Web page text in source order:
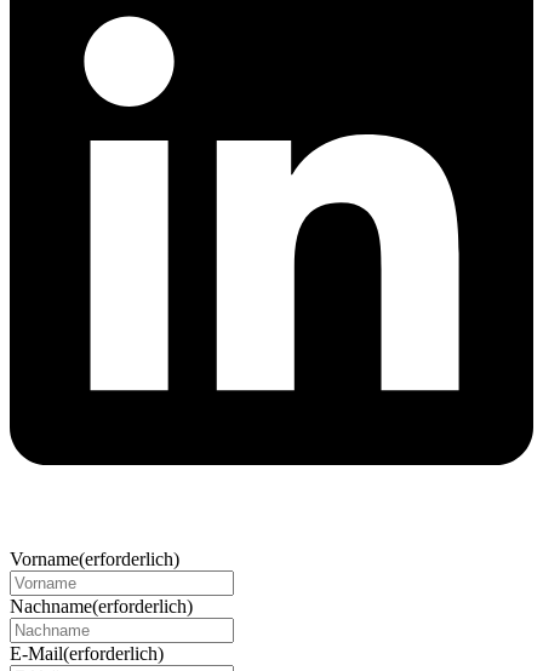
Vorname(erforderlich)
Nachname(erforderlich)
E-Mail(erforderlich)